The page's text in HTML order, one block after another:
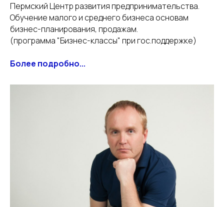
Пермский Центр развития предпринимательства.
Обучение малого и среднего бизнеса основам
бизнес-планирования, продажам.
(программа "Бизнес-классы" при гос.поддержке)
Более подробно...